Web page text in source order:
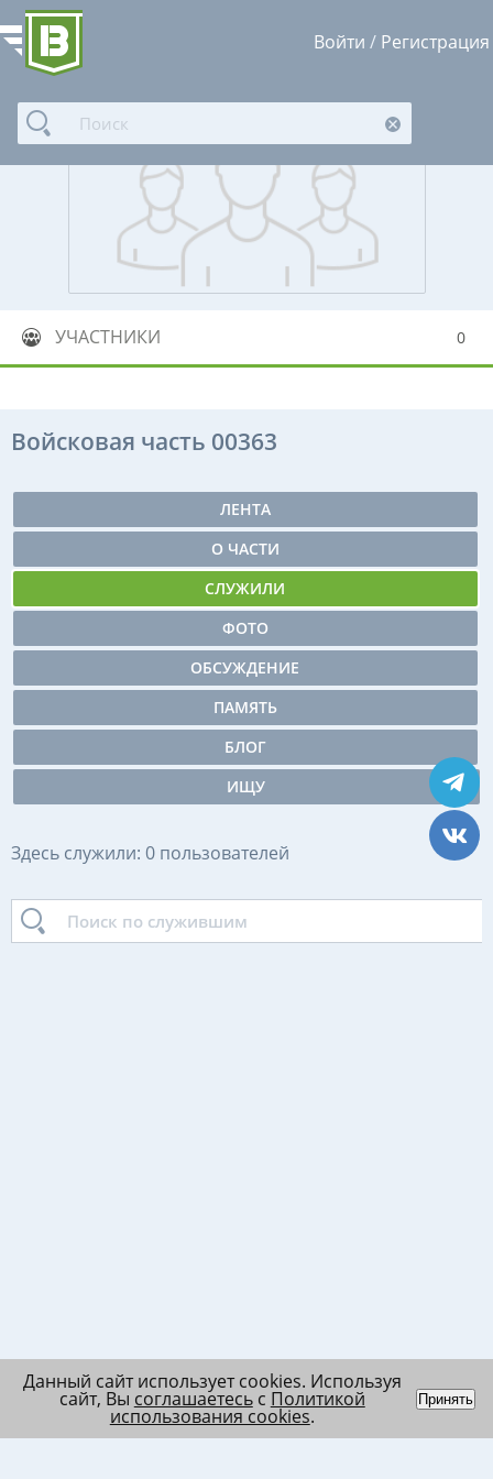
Войти / Регистрация
УЧАСТНИКИ 0
Войсковая часть 00363
ЛЕНТА
О ЧАСТИ
СЛУЖИЛИ
ФОТО
ОБСУЖДЕНИЕ
ПАМЯТЬ
БЛОГ
ИЩУ
Здесь служили: 0 пользователей
Данный сайт использует cookies. Используя
сайт, Вы соглашаетесьс Политикой
использования cookies.
Принять